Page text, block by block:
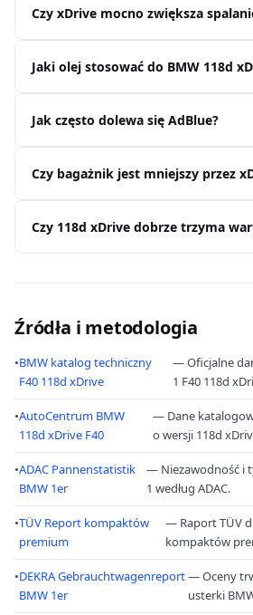
Czy xDrive mocno zwiększa
Jaki olej stosować do BMW 118d
Jak często dolewa się AdBlue?
Czy bagażnik jest mniejszy przez
Czy 118d xDrive dobrze trzyma
Źródła i metodologia
•BMW katalog techniczny
F40 118d xDrive
— Oficjalne
1 F40 118d
•AutoCentrum BMW
118d xDrive F40
— Dane
o wersji 118d
•ADAC Pannenstatistik
BMW 1er
— Niezawodność i
1 według ADAC.
•TÜV Report kompaktów
premium
— Raport TÜV
kompaktów
•DEKRA Gebrauchtwagenreport
BMW 1er
— Oceny
usterki